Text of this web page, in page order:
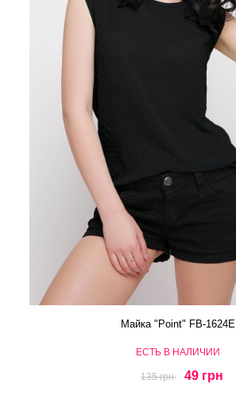
Майка "Point" FB-1624E
ЕСТЬ В НАЛИЧИИ
135 грн 49 грн